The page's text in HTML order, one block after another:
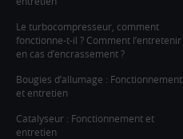
Le turbocompresseur, comment
fonctionne-t-il ? Comment l’entretenir
en cas d’encrassement ?
Bougies d’allumage : Fonctionnement
et entretien
Catalyseur : Fonctionnement et
entretien